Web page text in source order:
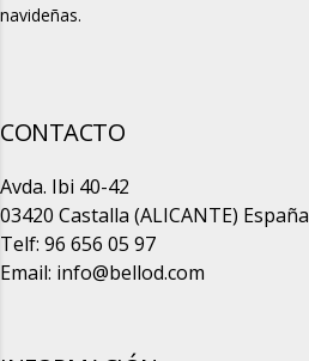
navideñas.
CONTACTO
Avda. Ibi 40-42
03420 Castalla (ALICANTE) España
Telf: 96 656 05 97
Email: info@bellod.com